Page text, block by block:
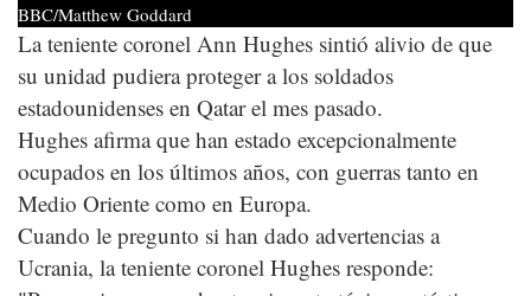
BBC/Matthew Goddard
La teniente coronel Ann Hughes sintió alivio de que
su unidad pudiera proteger a los soldados
estadounidenses en Qatar el mes pasado.
Hughes afirma que han estado excepcionalmente
ocupados en los últimos años, con guerras tanto en
Medio Oriente como en Europa.
Cuando le pregunto si han dado advertencias a
Ucrania, la teniente coronel Hughes responde: